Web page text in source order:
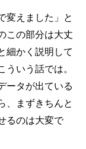
変えました」と
この部分は大丈
細かく説明して
いう話では。
ータが出ている
、まずきちんと
るのは大変で